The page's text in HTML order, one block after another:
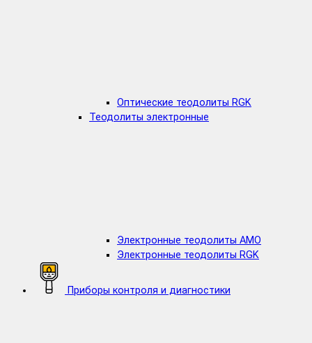
Оптические теодолиты RGK
Теодолиты электронные
Электронные теодолиты AMO
Электронные теодолиты RGK
Приборы контроля и диагностики